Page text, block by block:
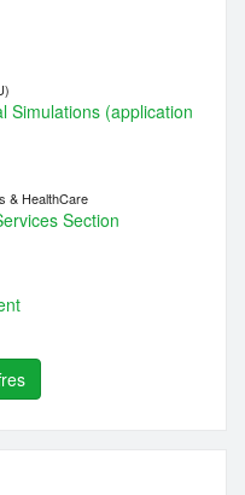
Simulations (application
& HealthCare
Section